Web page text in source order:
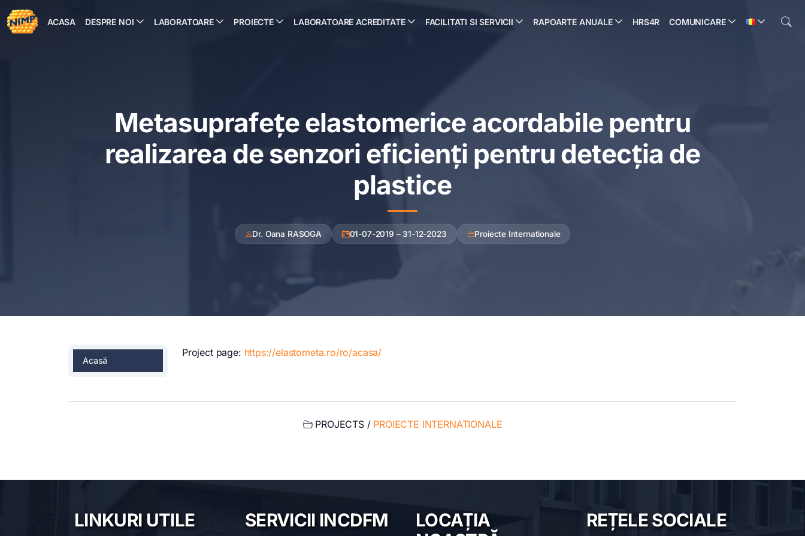
Sari
conținut
ACASA DESPRE NOI LABORATOARE PROIECTE LABORATOARE ACREDITATE FACILITATI SI SERVICII RAPOARTE ANUALE HRS4R COMUNICARE
Metasuprafețe elastomerice acordabile pentru
realizarea de senzori eficienți pentru detecția de
plastice
Dr. Oana RASOGA 01-07-2019 – 31-12-2023 Proiecte Internationale
Acasă
Project page: https://elastometa.ro/ro/acasa/
PROJECTS / PROIECTE INTERNATIONALE
LINKURI UTILE SERVICII INCDFM
LOCAȚIA
REȚELE SOCIALE